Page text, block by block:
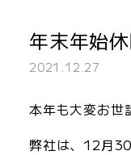
年末年始
2021.12.27
本年も大変お世
弊社は、12月